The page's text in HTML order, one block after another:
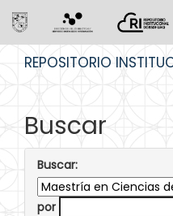
REPOSITORIO
Buscar
Buscar:
por